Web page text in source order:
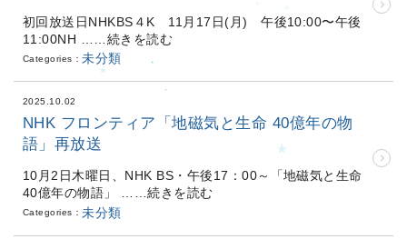
初回放送日NHKBS４K 11月17日(月) 午後10:00〜午後
11:00NH
……続きを読む
Categories：未分類
2025.10.02
NHK フロンティア「地磁気と生命 40億年の物
語」再放送
10月2日木曜日、NHK BS・午後17：00～「地磁気と生命
40億年の物語」
……続きを読む
Categories：未分類